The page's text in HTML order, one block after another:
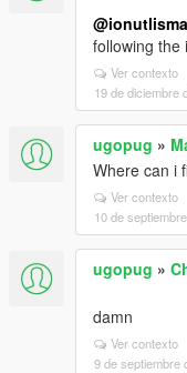
following the
Ver contexto
19 de diciembre
ugopug »
Where can i
Ver contexto
10 de
ugopug »
damn
Ver contexto
9 de septiembre